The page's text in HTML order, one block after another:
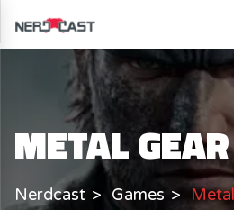
METAL
Nerdcast Games